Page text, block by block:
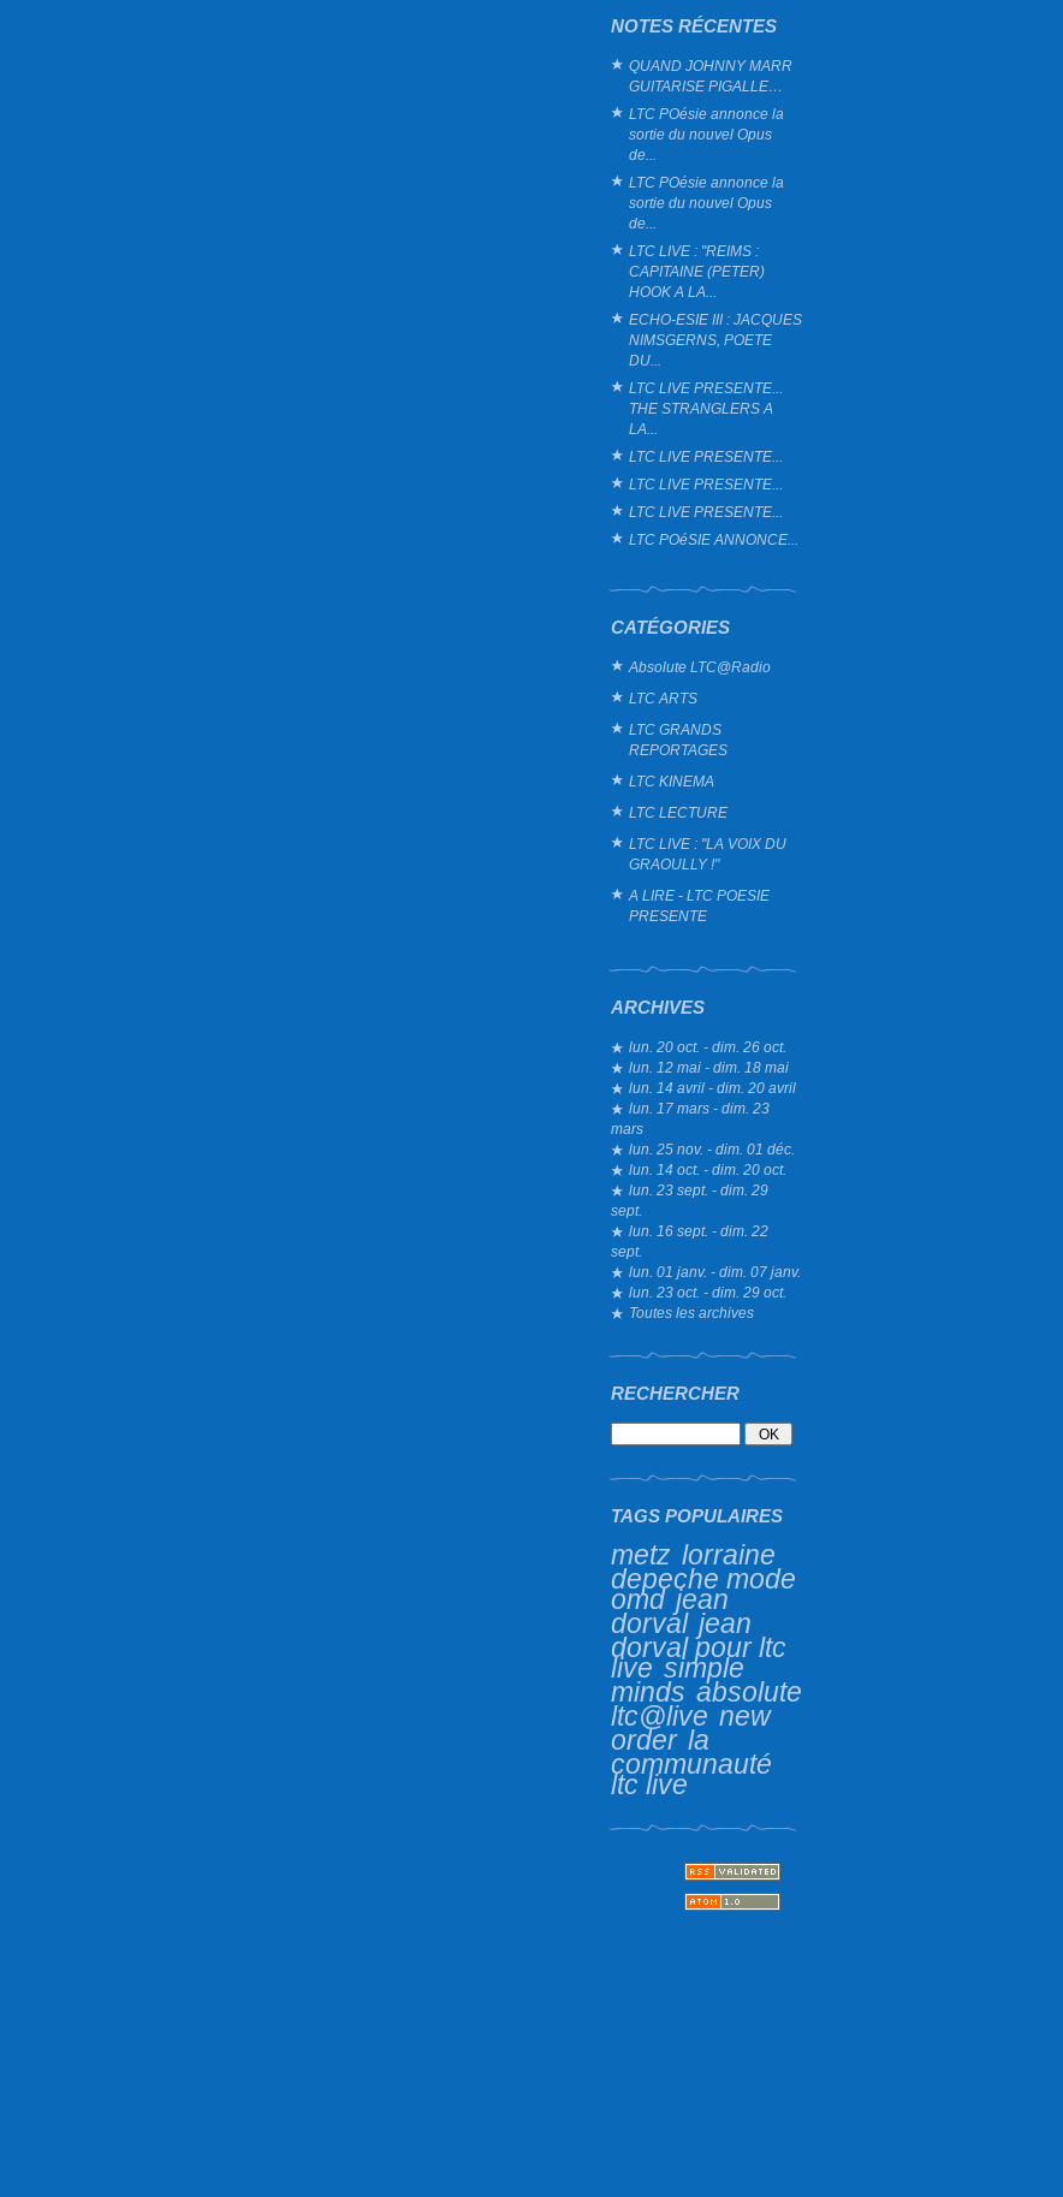
NOTES RÉCENTES
QUAND JOHNNY MARR
GUITARISE PIGALLE…
LTC POésie annonce la
sortie du nouvel Opus
de...
LTC POésie annonce la
sortie du nouvel Opus
de...
LTC LIVE : "REIMS :
CAPITAINE (PETER)
HOOK A LA...
ECHO-ESIE III : JACQUES
NIMSGERNS, POETE
DU...
LTC LIVE PRESENTE...
THE STRANGLERS A
LA...
LTC LIVE PRESENTE...
LTC LIVE PRESENTE...
LTC LIVE PRESENTE...
LTC POéSIE ANNONCE...
CATÉGORIES
Absolute LTC@Radio
LTC ARTS
LTC GRANDS
REPORTAGES
LTC KINEMA
LTC LECTURE
LTC LIVE : "LA VOIX DU
GRAOULLY !"
A LIRE - LTC POESIE
PRESENTE
ARCHIVES
lun. 20 oct. - dim. 26 oct.
lun. 12 mai - dim. 18 mai
lun. 14 avril - dim. 20 avril
lun. 17 mars - dim. 23
mars
lun. 25 nov. - dim. 01 déc.
lun. 14 oct. - dim. 20 oct.
lun. 23 sept. - dim. 29
sept.
lun. 16 sept. - dim. 22
sept.
lun. 01 janv. - dim. 07 janv.
lun. 23 oct. - dim. 29 oct.
Toutes les archives
RECHERCHER
TAGS POPULAIRES
metz lorraine
depeche mode
omd jean
dorval jean
dorval pour ltc
live simple
minds absolute
ltc@live new
order la
communauté
ltc live